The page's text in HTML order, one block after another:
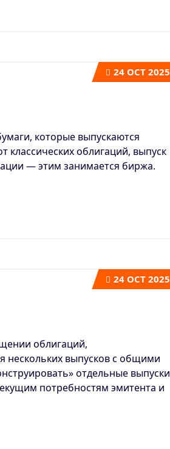
24OCT 2025
которые выпускаются
классических облигаций, выпуск
— этим занимается биржа.
24OCT 2025
облигаций,
выпусков с общими
отдельные выпуски
потребностям эмитента и